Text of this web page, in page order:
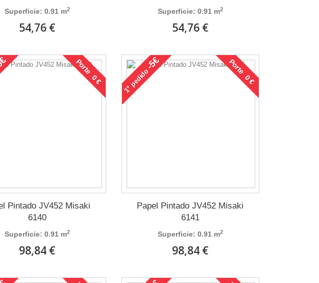
Superficie: 0.91 m2
54,76 €
Superficie: 0.91 m2
54,76 €
Porte 0 €
Pintado JV452 Misaki
6140
Superficie: 0.91 m2
98,84 €
1°
pedido
-5€ Porte 0 €
Papel Pintado JV452 Misaki
6141
Superficie: 0.91 m2
98,84 €